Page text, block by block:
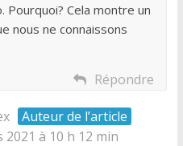
Pourquoi? Cela montre un
nous ne connaissons
Répondre
Auteur de l’article
2021 à 10 h 12 min